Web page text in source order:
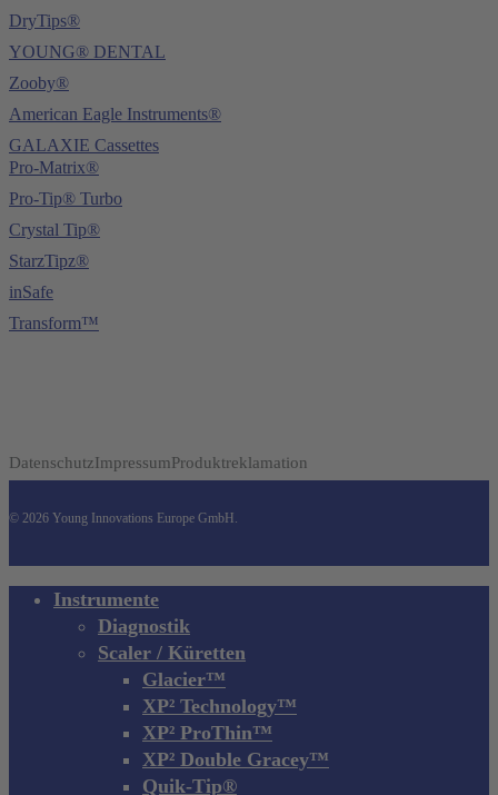
DryTips®
YOUNG® DENTAL
Zooby®
American Eagle Instruments®
GALAXIE Cassettes
Pro-Matrix®
Pro-Tip® Turbo
Crystal Tip®
StarzTipz®
inSafe
Transform™
DatenschutzImpressumProduktreklamation
© 2026 Young Innovations Europe GmbH.
Close Instrumente
Diagnostik
Scaler / Küretten
Glacier™
XP² Technology™
XP² ProThin™
XP² Double Gracey™
Quik-Tip®